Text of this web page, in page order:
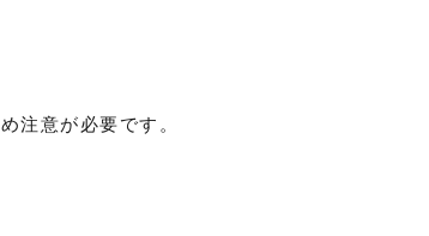
注意が必要です。